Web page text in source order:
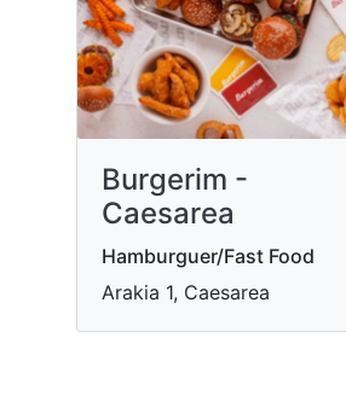
Burgerim -
Caesarea
Hamburguer/Fast Food
Arakia 1, Caesarea